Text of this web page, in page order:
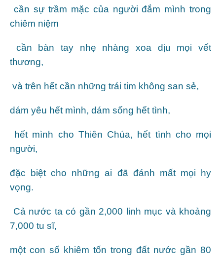
cần sự trầm mặc của người đắm mình trong
chiêm niệm
cần bàn tay nhẹ nhàng xoa dịu mọi vết
thương,
và trên hết cần những trái tim không san sẻ,
dám yêu hết mình, dám sống hết tình,
hết mình cho Thiên Chúa, hết tình cho mọi
người,
đặc biệt cho những ai đã đánh mất mọi hy
vọng.
Cả nước ta có gần 2,000 linh mục và khoảng
7,000 tu sĩ,
một con số khiêm tốn trong đất nước gần 80